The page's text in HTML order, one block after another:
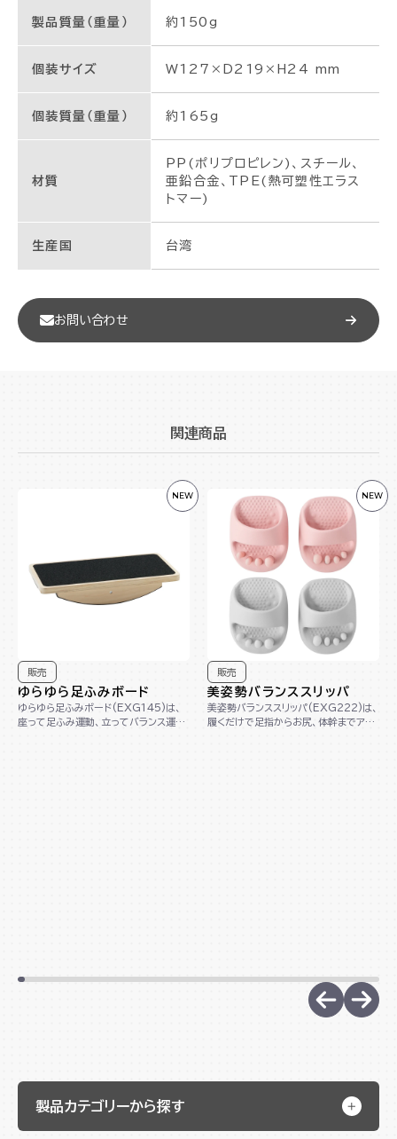
製品質量（重量） 約150g
個装サイズ W127×D219×H24 mm
個装質量（重量） 約165g
材質
PP(ポリプロピレン)、スチール、
亜鉛合金、TPE(熱可塑性エラス
トマー)
生産国 台湾
お問い合わせ
関連商品
販売
ゆらゆら足ふみボード
ゆらゆら足ふみボード(EXG145)は、
座って足ふみ運動、立ってバランス運動
NEW
販売
美姿勢バランススリッパ
美姿勢バランススリッパ(EXG222)は、
履くだけで足指からお尻、体幹までアプ
NEW
製品カテゴリーから探す